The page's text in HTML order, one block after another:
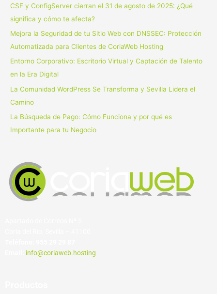
:
CSF y ConfigServer cierran el 31 de agosto de 2025: ¿Qué
significa y cómo te afecta?
Mejora la Seguridad de tu Sitio Web con DNSSEC: Protección
Automatizada para Clientes de CoriaWeb Hosting
Entorno Corporativo: Escritorio Virtual y Captación de Talento
en la Era Digital
La Comunidad WordPress Se Transforma y Sevilla Lidera el
Camino
La Búsqueda de Pago: Cómo Funciona y por qué es
Importante para tu Negocio
info@coriaweb.hosting